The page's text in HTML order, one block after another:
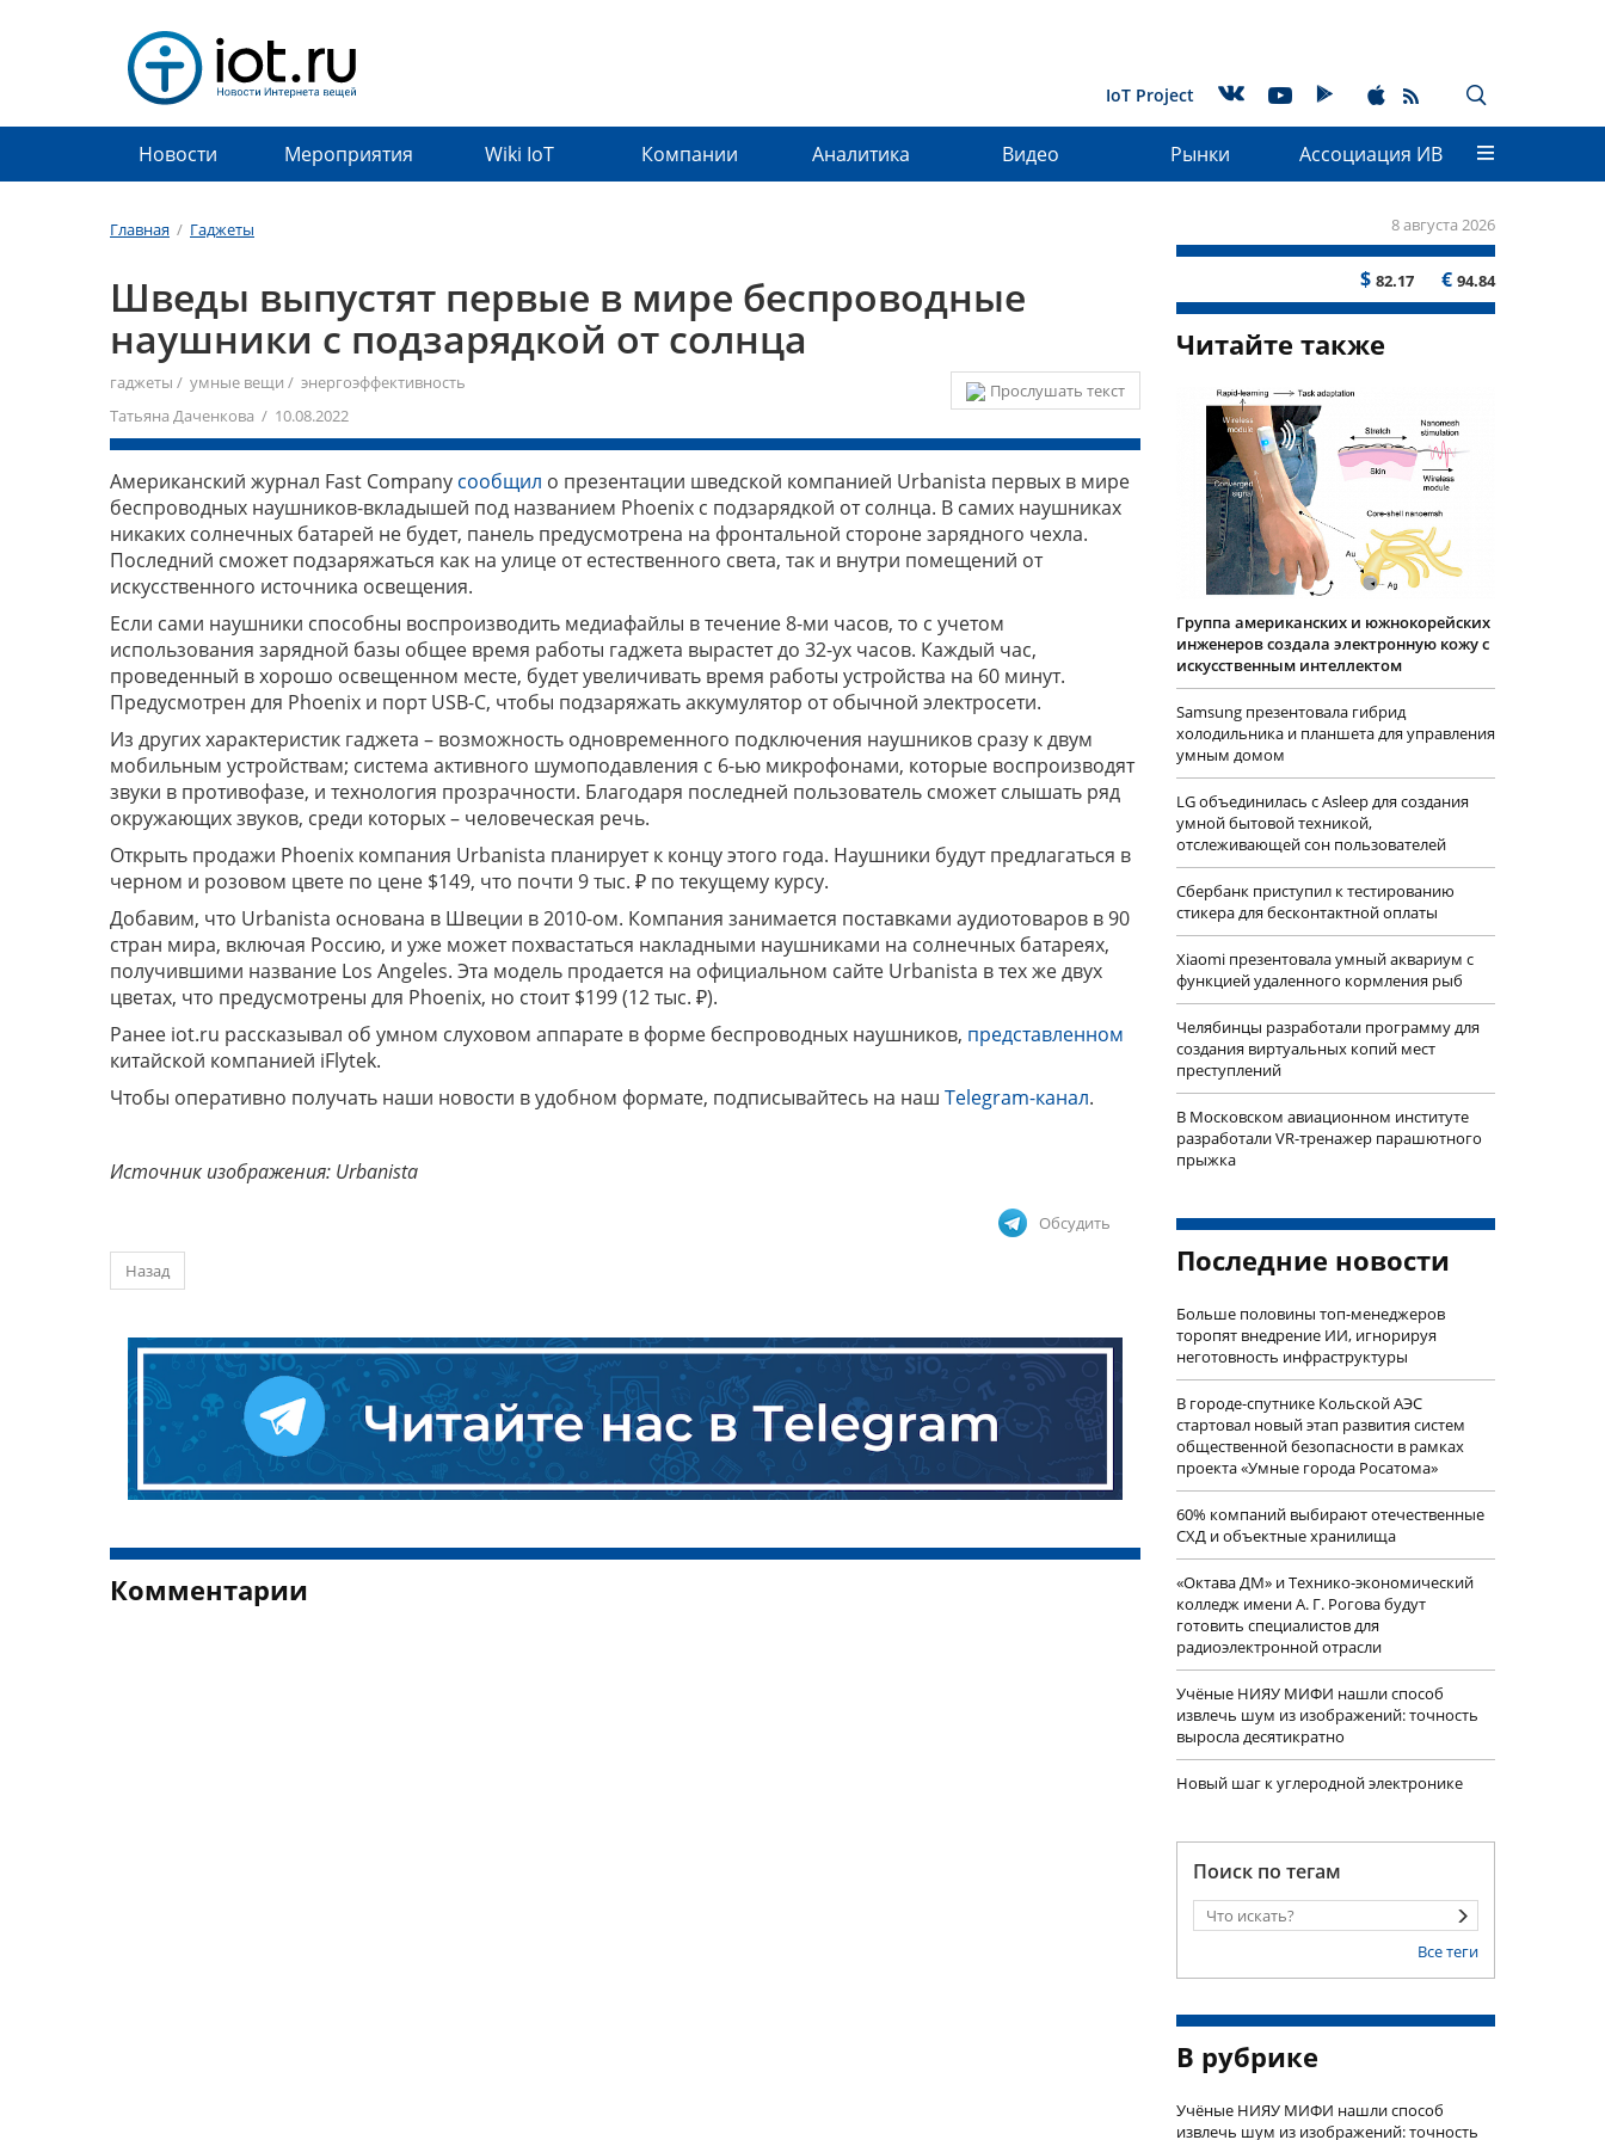
IoT Project
Новости Мероприятия Wiki IoT Компании Аналитика Видео Рынки Ассоциация ИВ
Главная / Гаджеты 8 августа 2026
$ 82.17 € 94.84
Шведы выпустят первые в мире беспроводные
наушники с подзарядкой от солнца
Прослушать текст
гаджеты / умные вещи / энергоэффективность
Татьяна Даченкова / 10.08.2022
Американский журнал Fast Company сообщил о презентации шведской компанией Urbanista первых в мире
беспроводных наушников-вкладышей под названием Phoenix с подзарядкой от солнца. В самих наушниках
никаких солнечных батарей не будет, панель предусмотрена на фронтальной стороне зарядного чехла.
Последний сможет подзаряжаться как на улице от естественного света, так и внутри помещений от
искусственного источника освещения.
Если сами наушники способны воспроизводить медиафайлы в течение 8-ми часов, то с учетом
использования зарядной базы общее время работы гаджета вырастет до 32-ух часов. Каждый час,
проведенный в хорошо освещенном месте, будет увеличивать время работы устройства на 60 минут.
Предусмотрен для Phoenix и порт USB-C, чтобы подзаряжать аккумулятор от обычной электросети.
Из других характеристик гаджета – возможность одновременного подключения наушников сразу к двум
мобильным устройствам; система активного шумоподавления с 6-ью микрофонами, которые воспроизводят
звуки в противофазе, и технология прозрачности. Благодаря последней пользователь сможет слышать ряд
окружающих звуков, среди которых – человеческая речь.
Открыть продажи Phoenix компания Urbanista планирует к концу этого года. Наушники будут предлагаться в
черном и розовом цвете по цене $149, что почти 9 тыс. ₽ по текущему курсу.
Добавим, что Urbanista основана в Швеции в 2010-ом. Компания занимается поставками аудиотоваров в 90
стран мира, включая Россию, и уже может похвастаться накладными наушниками на солнечных батареях,
получившими название Los Angeles. Эта модель продается на официальном сайте Urbanista в тех же двух
цветах, что предусмотрены для Phoenix, но стоит $199 (12 тыс. ₽).
Ранее iot.ru рассказывал об умном слуховом аппарате в форме беспроводных наушников, представленном
китайской компанией iFlytek.
Чтобы оперативно получать наши новости в удобном формате, подписывайтесь на наш Telegram-канал.
Источник изображения: Urbanista
Обсудить
Назад
Комментарии
Читайте также
Группа американских и южнокорейских
инженеров создала электронную кожу с
искусственным интеллектом
Samsung презентовала гибрид
холодильника и планшета для управления
умным домом
LG объединилась с Asleep для создания
умной бытовой техникой,
отслеживающей сон пользователей
Сбербанк приступил к тестированию
стикера для бесконтактной оплаты
Xiaomi презентовала умный аквариум с
функцией удаленного кормления рыб
Челябинцы разработали программу для
создания виртуальных копий мест
преступлений
В Московском авиационном институте
разработали VR-тренажер парашютного
прыжка
Последние новости
Больше половины топ-менеджеров
торопят внедрение ИИ, игнорируя
неготовность инфраструктуры
В городе-спутнике Кольской АЭС
стартовал новый этап развития систем
общественной безопасности в рамках
проекта «Умные города Росатома»
60% компаний выбирают отечественные
СХД и объектные хранилища
«Октава ДМ» и Технико-экономический
колледж имени А. Г. Рогова будут
готовить специалистов для
радиоэлектронной отрасли
Учëные НИЯУ МИФИ нашли способ
извлечь шум из изображений: точность
выросла десятикратно
Новый шаг к углеродной электронике
Поиск по тегам
Все теги
В рубрике
Учëные НИЯУ МИФИ нашли способ
извлечь шум из изображений: точность